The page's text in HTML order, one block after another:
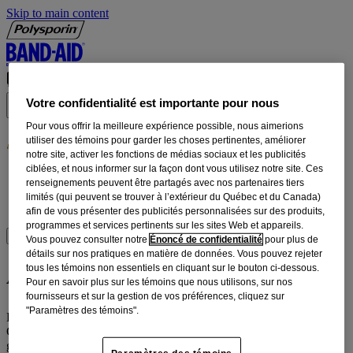
Skip to main content
Produits
Conseils
FAQ
OÙ ACHETER
À propos de nous
POLYSPORIN®est la marque la plus vendue* à laquelle les
Canadiens font confiance pour se protéger contre l’infection et pour
guérir plus vite leurs plaies courantes. Notre gamme efficace
Votre confidentialité est importante pour nous
Pour vous offrir la meilleure expérience possible, nous aimerions
utiliser des témoins pour garder les choses pertinentes, améliorer
notre site, activer les fonctions de médias sociaux et les publicités
ciblées, et nous informer sur la façon dont vous utilisez notre site. Ces
renseignements peuvent être partagés avec nos partenaires tiers
limités (qui peuvent se trouver à l’extérieur du Québec et du Canada)
afin de vous présenter des publicités personnalisées sur des produits,
programmes et services pertinents sur les sites Web et appareils.
Vous pouvez consulter notreÉnoncé de confidentialité pour plus de
détails sur nos pratiques en matière de données. Vous pouvez rejeter
tous les témoins non essentiels en cliquant sur le bouton ci-dessous.
Pour en savoir plus sur les témoins que nous utilisons, sur nos
fournisseurs et sur la gestion de vos préférences, cliquez sur
"Paramètres des témoins".